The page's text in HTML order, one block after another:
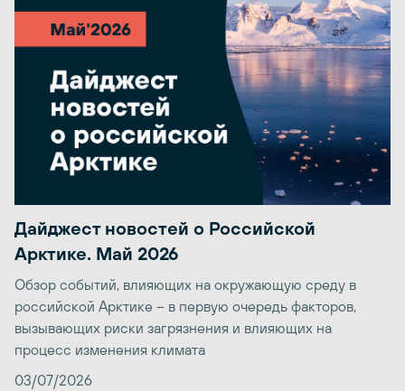
Дайджест новостей о Российской
Арктике. Май 2026
Обзор событий, влияющих на окружающую среду в
российской Арктике – в первую очередь факторов,
вызывающих риски загрязнения и влияющих на
процесс изменения климата
03/07/2026